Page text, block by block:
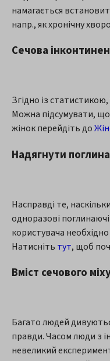
намагається
напр., як хронічну
Сечова
Згідно із
Можна підсумувати,
жінок перейдіть до
Надягнути
Насправді те,
одноразові
користувача
Натисніть тут, щоб
Вміст сечового
Багато людей
правди. Часом люди з
невеликий